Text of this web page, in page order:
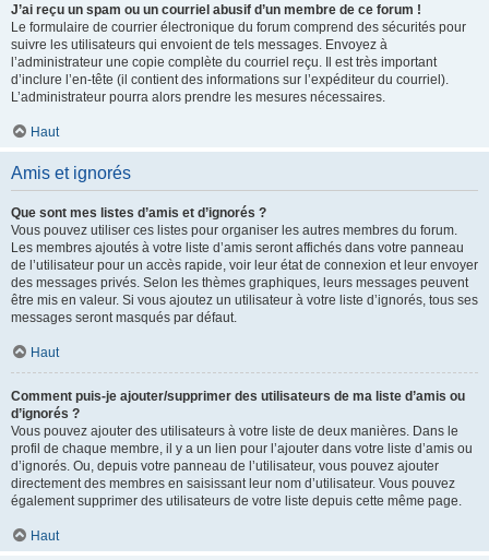
J’ai reçu un spam ou un courriel abusif d’un membre de ce forum !
Le formulaire de courrier électronique du forum comprend des sécurités pour
suivre les utilisateurs qui envoient de tels messages. Envoyez à
l’administrateur une copie complète du courriel reçu. Il est très important
d’inclure l’en-tête (il contient des informations sur l’expéditeur du courriel).
L’administrateur pourra alors prendre les mesures nécessaires.
Haut
Amis et ignorés
Que sont mes listes d’amis et d’ignorés ?
Vous pouvez utiliser ces listes pour organiser les autres membres du forum.
Les membres ajoutés à votre liste d’amis seront affichés dans votre panneau
de l’utilisateur pour un accès rapide, voir leur état de connexion et leur envoyer
des messages privés. Selon les thèmes graphiques, leurs messages peuvent
être mis en valeur. Si vous ajoutez un utilisateur à votre liste d’ignorés, tous ses
messages seront masqués par défaut.
Haut
Comment puis-je ajouter/supprimer des utilisateurs de ma liste d’amis ou
d’ignorés ?
Vous pouvez ajouter des utilisateurs à votre liste de deux manières. Dans le
profil de chaque membre, il y a un lien pour l’ajouter dans votre liste d’amis ou
d’ignorés. Ou, depuis votre panneau de l’utilisateur, vous pouvez ajouter
directement des membres en saisissant leur nom d’utilisateur. Vous pouvez
également supprimer des utilisateurs de votre liste depuis cette même page.
Haut